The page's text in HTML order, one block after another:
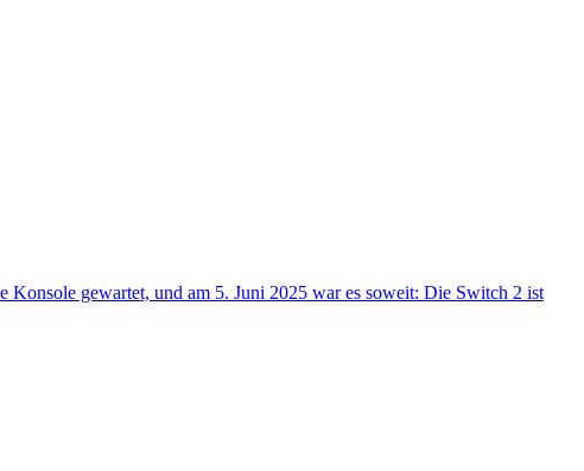
gewartet, und am 5. Juni 2025 war es soweit: Die Switch 2 ist